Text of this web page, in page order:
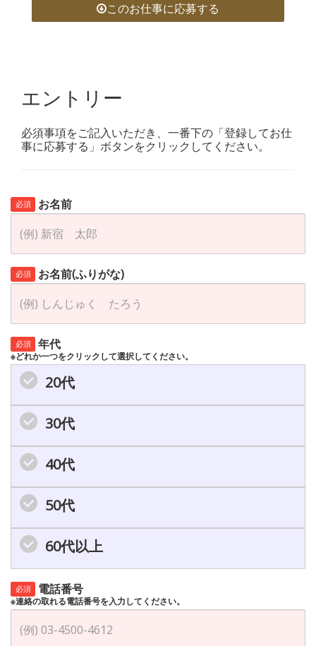
このお仕事に応募する
エントリー
必須事項をご記入いただき、一番下の「登録してお仕
事に応募する」ボタンをクリックしてください。
必須 お名前
必須 お名前(ふりがな)
必須 年代
※どれか一つをクリックして選択してください。
20代
30代
40代
50代
60代以上
必須 電話番号
※連絡の取れる電話番号を入力してください。